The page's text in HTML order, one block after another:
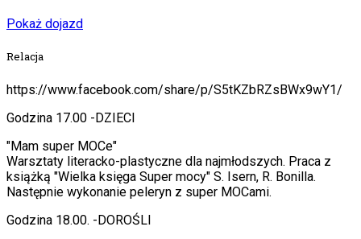
Pokaż dojazd
Relacja
https://www.facebook.com/share/p/S5tKZbRZsBWx9wY1/
Godzina 17.00 -DZIECI
"Mam super MOCe"
Warsztaty literacko-plastyczne dla najmłodszych. Praca z
książką "Wielka księga Super mocy" S. Isern, R. Bonilla.
Następnie wykonanie peleryn z super MOCami.
Godzina 18.00. -DOROŚLI